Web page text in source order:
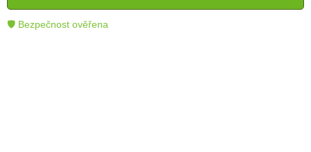
🛡 Bezpečnost ověřena